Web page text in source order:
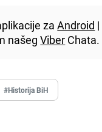
zaAndroid |
našegViber Chata.
#Historija BiH